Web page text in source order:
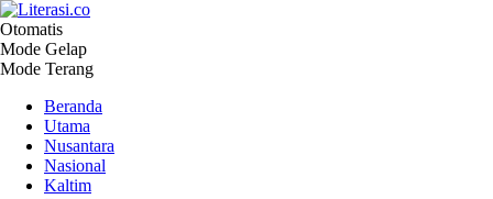
Literasi.co
Pilar Informasi
Otomatis
Mode Gelap
Mode Terang
Beranda
Utama
Nusantara
Nasional
Kaltim